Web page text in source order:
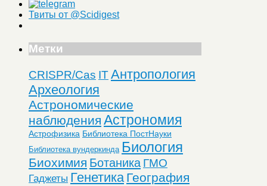
Твиты от @Scidigest
Метки
CRISPR/Cas ITАнтропология
Археология
Астрономические
наблюдения Астрономия
Астрофизика Библиотека ПостНауки
Библиотека вундеркинда Биология
Биохимия Ботаника ГМО
Гаджеты Генетика География